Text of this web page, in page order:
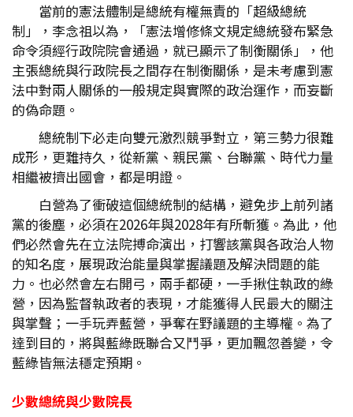
當前的憲法體制是總統有權無責的「超級總統
制」，李念祖以為，「憲法增修條文規定總統發布緊急
命令須經行政院院會通過，就已顯示了制衡關係」，他
主張總統與行政院長之間存在制衡關係，是未考慮到憲
法中對兩人關係的一般規定與實際的政治運作，而妄斷
的偽命題。
總統制下必走向雙元激烈競爭對立，第三勢力很難
成形，更難持久，從新黨、親民黨、台聯黨、時代力量
相繼被擠出國會，都是明證。
白營為了衝破這個總統制的結構，避免步上前列諸
黨的後塵，必須在2026年與2028年有所斬獲。為此，他
們必然會先在立法院搏命演出，打響該黨與各政治人物
的知名度，展現政治能量與掌握議題及解決問題的能
力。也必然會左右開弓，兩手都硬，一手揪住執政的綠
營，因為監督執政者的表現，才能獲得人民最大的關注
與掌聲；一手玩弄藍營，爭奪在野議題的主導權。為了
達到目的，將與藍綠既聯合又鬥爭，更加飄忽善變，令
藍綠皆無法穩定預期。
少數總統與少數院長